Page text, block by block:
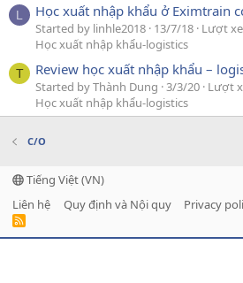
L Học xuất nhập khẩu ở Eximtrain
Started by linhle2018 13/7/18 Lượt
Học xuất nhập khẩu-logistics
T Review học xuất nhập khẩu –
Started by Thành Dung 3/3/20 Lượt
Học xuất nhập khẩu-logistics
C/O
Tiếng Việt (VN)
Liên hệ
Quy định và Nội quy Privacy
R